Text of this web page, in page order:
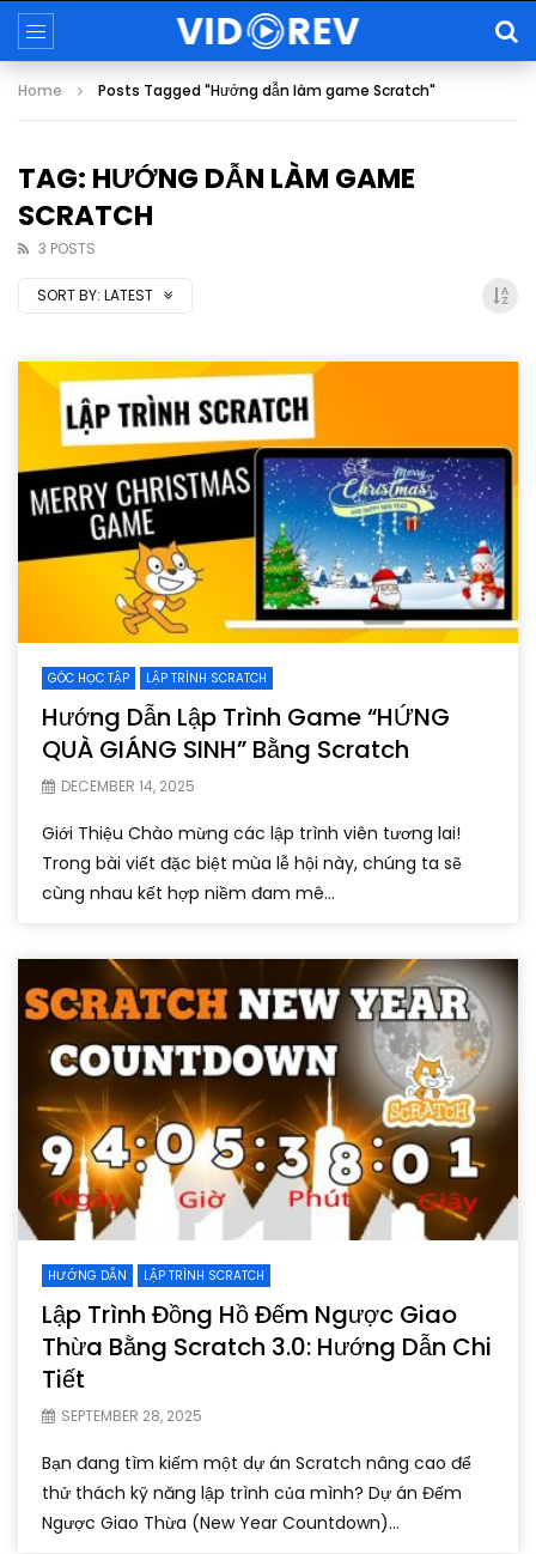
Home Posts Tagged "Hướng dẫn làm game Scratch"
TAG: HƯỚNG DẪN LÀM GAME
SCRATCH
3 POSTS
SORT BY: LATEST
GÓC HỌC TẬP LẬP TRÌNH SCRATCH
Hướng Dẫn Lập Trình Game “HỨNG
QUÀ GIÁNG SINH” Bằng Scratch
DECEMBER 14, 2025
Giới Thiệu Chào mừng các lập trình viên tương lai!
Trong bài viết đặc biệt mùa lễ hội này, chúng ta sẽ
cùng nhau kết hợp niềm đam mê...
HƯỚNG DẪN LẬP TRÌNH SCRATCH
Lập Trình Đồng Hồ Đếm Ngược Giao
Thừa Bằng Scratch 3.0: Hướng Dẫn Chi
Tiết
SEPTEMBER 28, 2025
Bạn đang tìm kiếm một dự án Scratch nâng cao để
thử thách kỹ năng lập trình của mình? Dự án Đếm
Ngược Giao Thừa (New Year Countdown)...